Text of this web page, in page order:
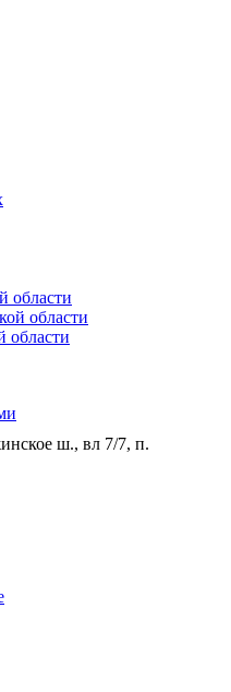
области
области
области
ш., вл 7/7, п.